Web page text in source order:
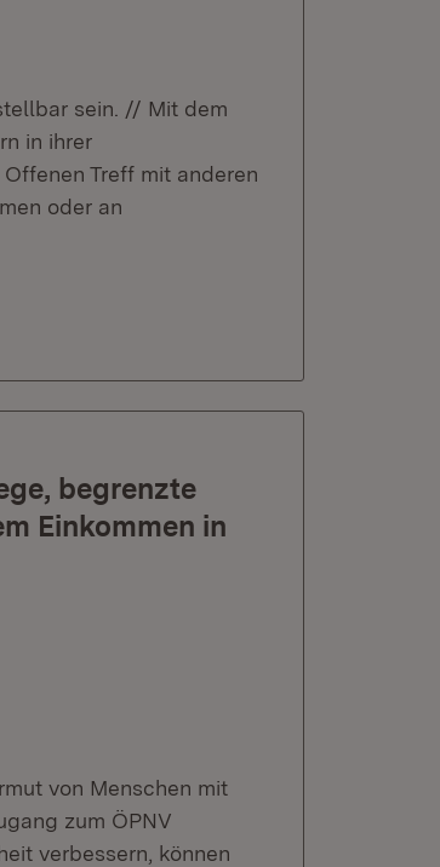
sein. // Mit dem
in ihrer
Treff mit anderen
oder an
begrenzte
Einkommen in
von Menschen mit
zum ÖPNV
verbessern, können